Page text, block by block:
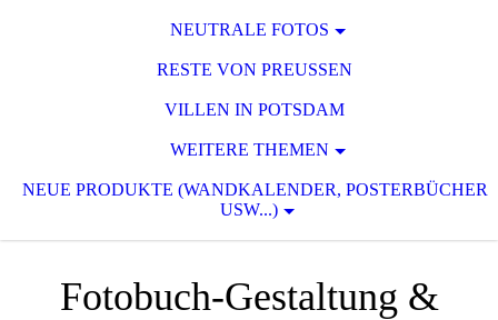
NEUTRALE FOTOS
RESTE VON PREUSSEN
VILLEN IN POTSDAM
WEITERE THEMEN
NEUE PRODUKTE (WANDKALENDER, POSTERBÜCHER
USW...)
Fotobuch-Gestaltung &